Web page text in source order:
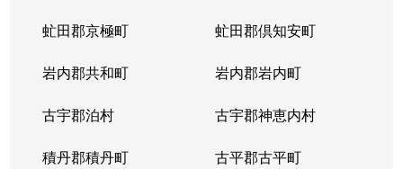
虻田郡京極町 虻田郡倶知安町
岩内郡共和町 岩内郡岩内町
古宇郡泊村 古宇郡神恵内村
積丹郡積丹町 古平郡古平町